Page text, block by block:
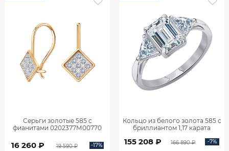
Серьги золотые 585 с
фианитами 0202377М00770
16 260 ₽ 19 590 ₽ -17%
Кольцо из белого золота 585 с
бриллиантом 1,17 карата
155 208 ₽ 166 890 ₽ -7%